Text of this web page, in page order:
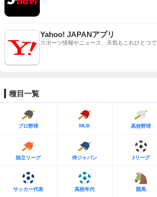
Yahoo! JAPANアプリ
スポーツ情報やニュース、天気もこれひとつで
種目一覧
プロ野球 MLB 高校野球
独立リーグ 侍ジャパン Jリーグ
サッカー代表 高校年代 競馬